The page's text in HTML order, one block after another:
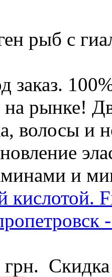
рыб с
заказ.
на рынке!
волосы и
и
кислотой.